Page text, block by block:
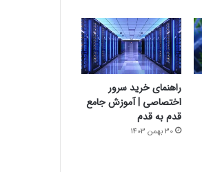
راهنمای خرید سرور
اختصاصی | آموزش جامع
قدم به قدم
30 بهمن 1403